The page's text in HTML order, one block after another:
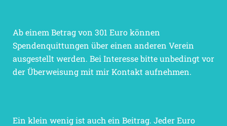
Ab einem Betrag von 301 Euro können
Spendenquittungen über einen anderen Verein
ausgestellt werden. Bei Interesse bitte unbedingt vor
der Überweisung mit mir Kontakt aufnehmen.
Ein klein wenig ist auch ein Beitrag. Jeder Euro